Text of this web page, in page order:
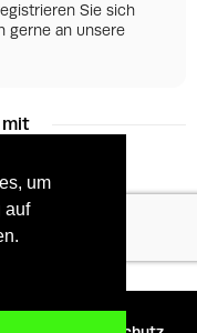
um
auf
Sie sich
gerne an unsere
mit